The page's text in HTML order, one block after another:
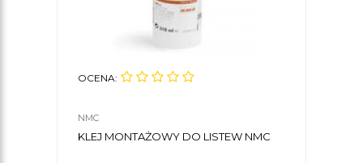
OCENA:
NMC
KLEJ MONTAŻOWY DO LISTEW NMC